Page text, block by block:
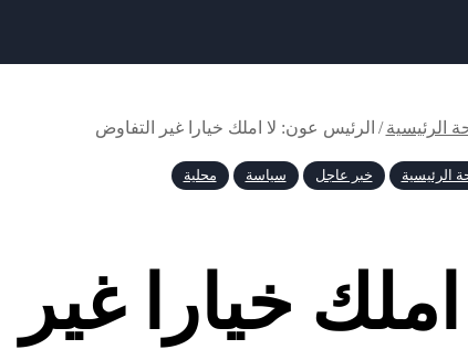
الرئيسية / الرئيس عون: لا املك خيارا غير التفاوض
الرئيسية خبر عاجل سياسة محلية
خيارا